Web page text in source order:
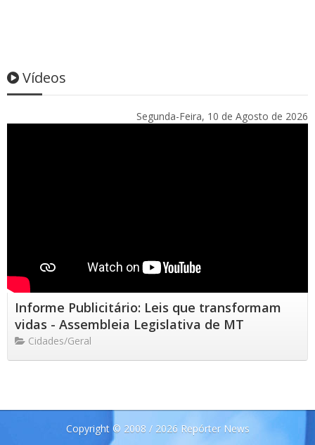
Vídeos
Segunda-Feira, 10 de Agosto de 2026
Informe Publicitário: Leis que transformam
vidas - Assembleia Legislativa de MT
Cidades/Geral
Copyright © 2008 / 2026 Repórter News